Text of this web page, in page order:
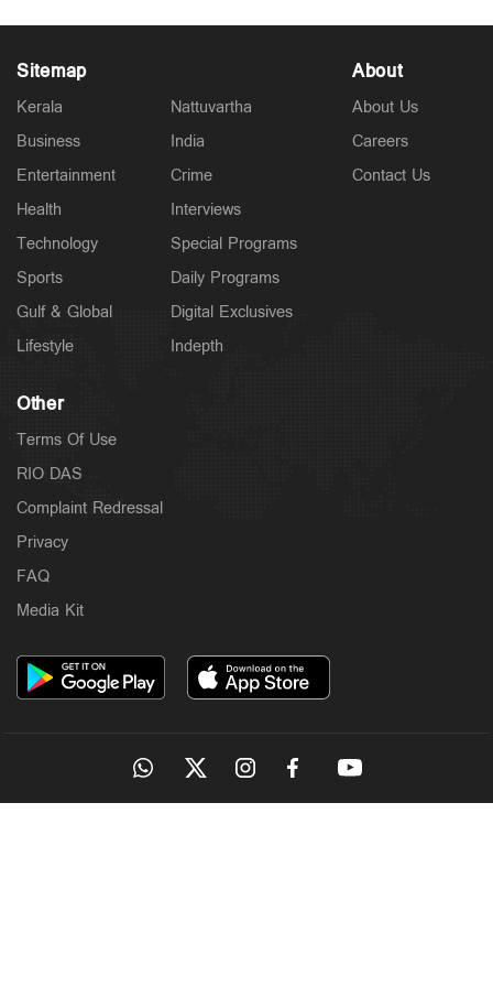
Sitemap
Kerala
Business
Entertainment
Health
Technology
Sports
Gulf & Global
Lifestyle
Nattuvartha
India
Crime
Interviews
Special Programs
Daily Programs
Digital Exclusives
Indepth
About
About Us
Careers
Contact Us
Other
Terms Of Use
RIO DAS
Complaint Redressal
Privacy
FAQ
Media Kit